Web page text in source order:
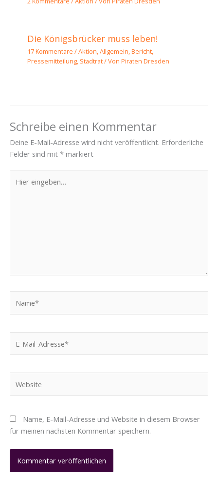
Die Königsbrücker muss leben!
17 Kommentare /Aktion,Allgemein,Bericht,
Pressemitteilung, Stadtrat/ VonPiraten Dresden
Schreibe einen Kommentar
Deine E-Mail-Adresse wird nicht veröffentlicht. Erforderliche
Felder sind mit * markiert
eingeben…
Mail-
Name, E-Mail-Adresse und Website in diesem Browser
für meinen nächsten Kommentar speichern.